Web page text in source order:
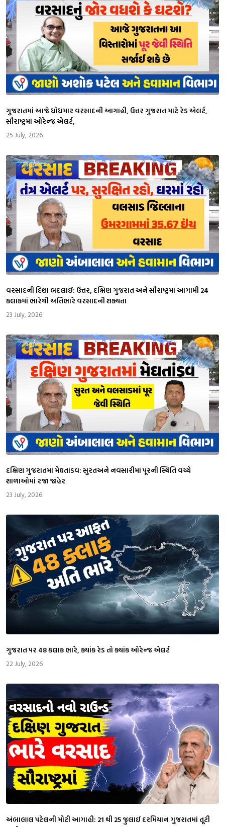
ગુજરાતમાં આજે ધોધમાર વરસાદની આગાહી, ઉત્તર ગુજરાત માટે રેડ એલર્ટ,
સૌરાષ્ટ્રમાં ઓરેન્જ એલર્ટ,
25 July, 2026
વરસાદની દિશા બદલાઈ: ઉત્તર, દક્ષિણ ગુજરાત અને સૌરાષ્ટ્રમાં આગામી 24
કલાકમાં ભારેથી અતિભારે વરસાદની શક્યતા
23 July, 2026
દક્ષિણ ગુજરાતમાં મેઘતાંડવ: સુરતઅને નવસારીમાં પૂરની સ્થિતિ વચ્ચે
શાળાઓમાં રજા જાહેર
23 July, 2026
ગુજરાત પર 48 કલાક ભારે, ક્યાંક રેડ તો ક્યાંક ઓરેન્જ એલર્ટ
22 July, 2026
અંબાલાલ પટેલની મોટી આગાહી: 21 થી 25 જુલાઈ દરમિયાન ગુજરાતમાં તૂટી